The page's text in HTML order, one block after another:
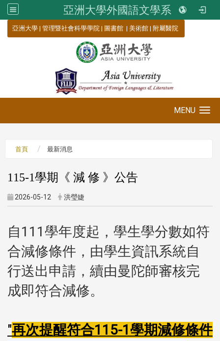
亞洲大學外國語文學系
亞洲大學 | 管理暨社會科學學院 | 圖書館 | 美術館 | 附屬醫院
MENU
首頁 最新消息
115-1學期《 減 修 》公告
2026-05-12 洪瑩婕
自111學年度起，學生學分數如符
合減修條件，由學生資訊系統自
行送出申請，續由曼陀師審核完
成即符合減修。
再次提醒符合115-1學期減修條件